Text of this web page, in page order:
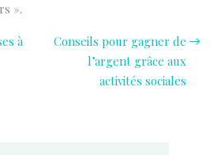
».
à
Conseils pour gagner de
l’argent grâce aux
activités sociales